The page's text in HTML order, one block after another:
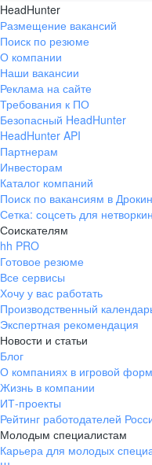
HeadHunter
Размещение вакансий
Поиск по резюме
О компании
Наши вакансии
Реклама на сайте
Требования к ПО
Безопасный HeadHunter
HeadHunter API
Партнерам
Инвесторам
Каталог компаний
Поиск по вакансиям в
Сетка: соцсеть для
Соискателям
hh PRO
Готовое резюме
Все сервисы
Хочу у вас работать
Производственный
Экспертная рекомендация
Новости и статьи
Блог
О компаниях в игровой
Жизнь в компании
ИТ-проекты
Рейтинг работодателей
Молодым специалистам
Карьера для молодых